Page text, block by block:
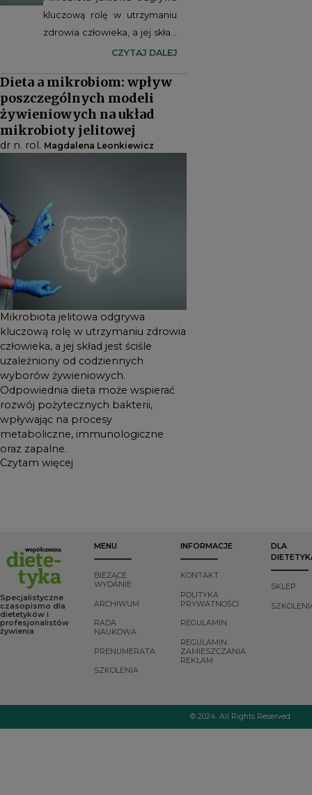
kluczową rolę w utrzymaniu
zdrowia człowieka, a jej skład
jest ściśle uzależniony od
żywieniowych. Odpowiednia
dieta może wspierać rozwój
pożytecznych bakterii,
wpływając na procesy
metaboliczne,
CZYTAJ DALEJ
Dieta a mikrobiom: wpływ
poszczególnych modeli
żywieniowych na układ
mikrobioty jelitowej
dr n. rol. Magdalena Leonkiewicz
Mikrobiota jelitowa odgrywa
kluczową rolę w utrzymaniu zdrowia
człowieka, a jej skład jest ściśle
uzależniony od codziennych
wyborów żywieniowych.
Odpowiednia dieta może wspierać
rozwój pożytecznych bakterii,
wpływając na procesy
metaboliczne, immunologiczne
oraz zapalne.
Czytam więcej
Specjalistyczne
czasopismo dla
dietetyków i
profesjonalistów
żywienia
MENU
BIEŻĄCE
WYDANIE
ARCHIWUM
RADA
NAUKOWA
PRENUMERATA
SZKOLENIA
INFORMACJE
KONTAKT
POLITYKA
PRYWATNOŚCI
REGULAMIN
REGULAMIN
ZAMIESZCZANIA
REKLAM
DLA
SKLEP
© 2024. All Rights Reserved